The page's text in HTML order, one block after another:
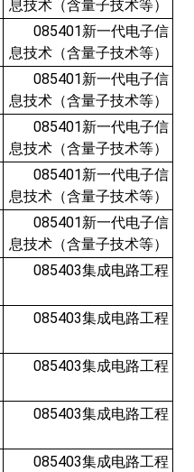
息技术（含量子技术等）
085401新一代电子信
息技术（含量子技术等）
085401新一代电子信
息技术（含量子技术等）
085401新一代电子信
息技术（含量子技术等）
085401新一代电子信
息技术（含量子技术等）
085401新一代电子信
息技术（含量子技术等）
085403集成电路工程
085403集成电路工程
085403集成电路工程
085403集成电路工程
085403集成电路工程